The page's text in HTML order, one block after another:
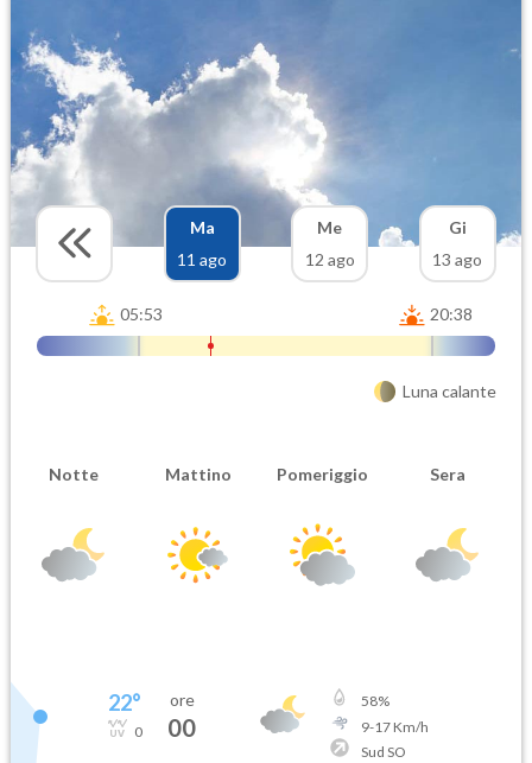
Ma
11 ago
Me
12 ago
Gi
13 ago
05:53 20:38
Luna calante
Notte Mattino Pomeriggio Sera
22°
0
ore
00
58%
9-17Km/h
Sud SO